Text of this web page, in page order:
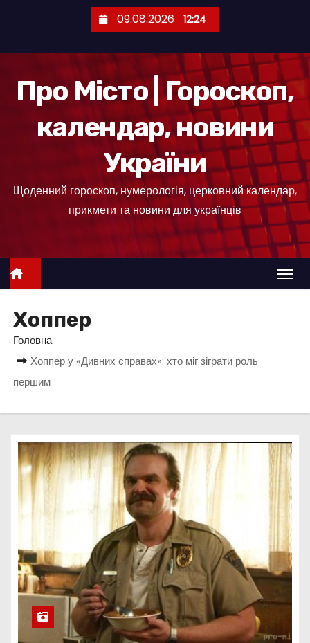
е
09.08.2026 12:24
Про Місто | Гороскоп,
календар, новини
України
Щоденний гороскоп, нумерологія, церковний календар,
прикмети та новини для українців
Хоппер
Головна
Хоппер у «Дивних справах»: хто міг зіграти роль
першим